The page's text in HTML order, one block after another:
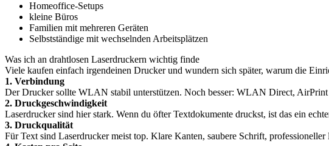
Homeoffice-Setups
kleine Büros
Familien mit mehreren Geräten
Selbstständige mit wechselnden Arbeitsplätzen
Was ich an drahtlosen Laserdruckern wichtig finde
Viele kaufen einfach irgendeinen Drucker und wundern sich später, warum die
1. Verbindung
Der Drucker sollte WLAN stabil unterstützen. Noch besser: WLAN Direct,
2. Druckgeschwindigkeit
Laserdrucker sind hier stark. Wenn du öfter Textdokumente druckst, ist das ein
3. Druckqualität
Für Text sind Laserdrucker meist top. Klare Kanten, saubere Schrift, professioneller